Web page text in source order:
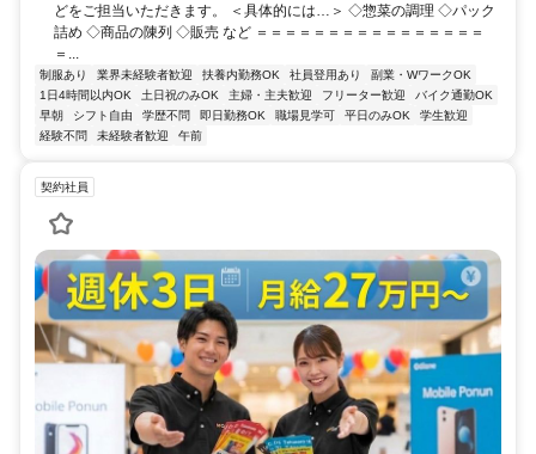
どをご担当いただきます。 ＜具体的には…＞ ◇惣菜の調理 ◇パック
詰め ◇商品の陳列 ◇販売 など ＝＝＝＝＝＝＝＝＝＝＝＝＝＝＝＝
＝...
制服あり 業界未経験者歓迎 扶養内勤務OK 社員登用あり
副業・WワークOK
1日4時間以内OK
土日祝のみOK 主婦・主夫歓迎 フリーター歓迎
バイク通勤OK
早朝
シフト自由 学歴不問 即日勤務OK 職場見学可 平日のみOK
学生歓迎
経験不問
未経験者歓迎 午前
契約社員